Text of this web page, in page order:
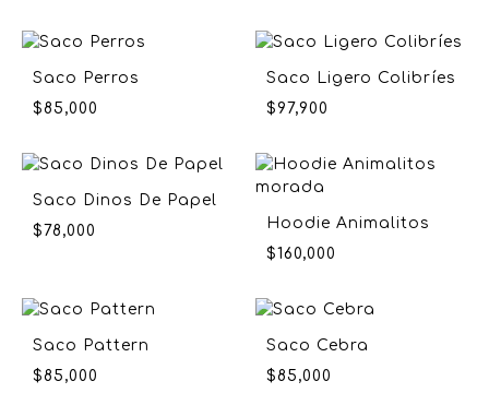
Saco Perros
$85,000
Saco Ligero Colibríes
$97,900
Saco Dinos De Papel
$ 78,000
Hoodie Animalitos
$160,000
Saco Pattern
$85,000
Saco Cebra
$85,000